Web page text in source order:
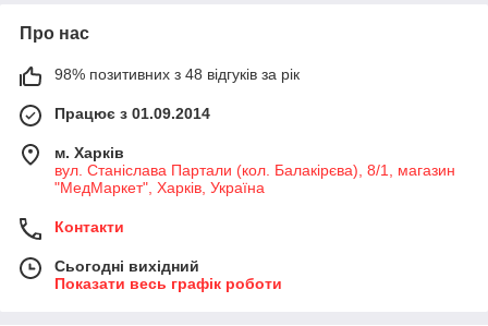
Про нас
98% позитивних з 48 відгуків за рік
Працює з 01.09.2014
м. Харків
вул. Станіслава Партали (кол. Балакірєва), 8/1, магазин
"МедМаркет", Харків, Україна
Контакти
Сьогодні вихідний
Показати весь графік роботи